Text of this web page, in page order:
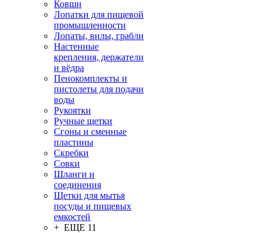
Ковши
Лопатки для пищевой
промышленности
Лопаты, вилы, грабли
Настенные
крепления, держатели
и вёдра
Пенокомплекты и
пистолеты для подачи
воды
Рукоятки
Ручные щетки
Сгоны и сменные
пластины
Скребки
Совки
Шланги и
соединения
Щетки для мытья
посуды и пищевых
емкостей
+ ЕЩЕ 11